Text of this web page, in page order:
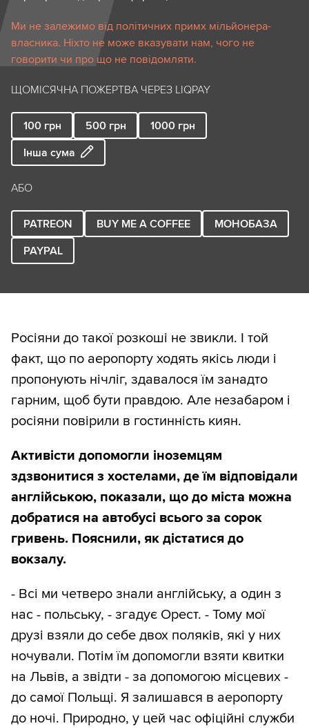
Ми не залежимо від політичних примх мільйонера-
власника. Ніхто не може вказувати нам, чого не
говорити чи про що не повідомляти.
ЩОМІСЯЧНА ПОЖЕРТВА ЧЕРЕЗ LIQPAY
100 грн 500 грн 1000 грн
Інша сума
АБО
PATREON BUY ME A COFFEE
МОНОБАЗА
PAYPAL
Росіяни до такої розкоші не звикли. І той
факт, що по аеропорту ходять якісь люди і
пропонують нічліг, здавалося їм занадто
гарним, щоб бути правдою. Але незабаром і
росіяни повірили в гостинність киян.
Активісти допомогли іноземцям
здзвонитися з хостелами, де їм відповідали
англійською, показали, що до міста можна
добратися на автобусі всього за сорок
гривень. Пояснили, як дістатися до
вокзалу.
- Всі ми четверо знали англійську, а один з
нас - польську, - згадує Орест. - Тому мої
друзі взяли до себе двох поляків, які у них
ночували. Потім їм допомогли взяти квитки
на Львів, а звідти - за допомогою місцевих -
до самої Польщі. Я залишався в аеропорту
до ночі. Природно, у цей час офіційні служби